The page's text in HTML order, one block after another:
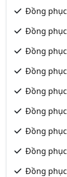
Đồng
Đồng
Đồng
Đồng
Đồng
Đồng
Đồng
Đồng
Đồng